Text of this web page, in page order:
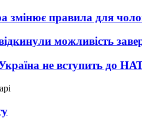
змінює правила для
можливість
не вступить до